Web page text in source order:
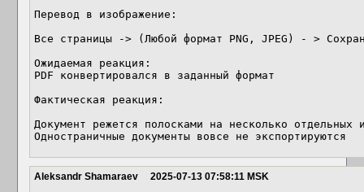
Перевод в изображение:
Все страницы -> (Любой формат PNG, JPEG) - >
Ожидаемая реакция:
PDF конвертировался в заданный формат
Фактическая реакция:
Документ режется полосками на несколько отдельных
Одностраничные документы вовсе не экспортируются
Aleksandr Shamaraev 2025-07-13 07:58:11 MSK